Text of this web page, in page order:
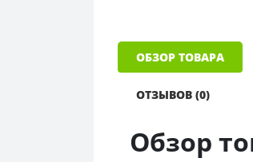
ОБЗОР ТОВАРА
ОТЗЫВОВ (0)
Обзор